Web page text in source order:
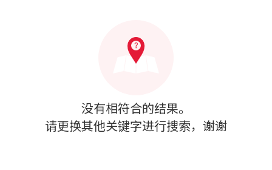
没有相符合的结果。
请更换其他关键字进行搜索，谢谢